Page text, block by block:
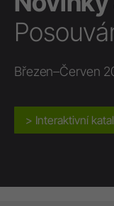
Březen–Červen
> Interaktivní